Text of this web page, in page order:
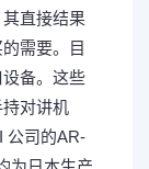
直接结果
需要。目
备。这些
对讲机
公司的AR-